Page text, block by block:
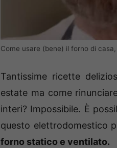
Come usare (bene) il forno di
Tantissime ricette
estate ma come
interi? Impossibile. È
questo elettrodomestico
forno statico e ventilato.